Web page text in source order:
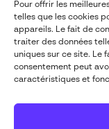
Pour offrir les
telles que les cookies
appareils. Le fait de
traiter des données
uniques sur ce site. Le
consentement peut
caractéristiques et
Contactez-
contact@abgi-
+33 4 78 92 40 00